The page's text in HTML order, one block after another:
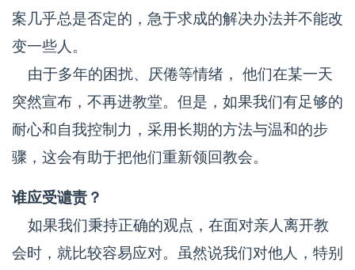
案几乎总是否定的，急于求成的解决办法并不能改
变一些人。
由于多年的困扰、厌倦等情绪， 他们在某一天
突然宣布，不再进教堂。但是，如果我们有足够的
耐心和自我控制力，采用长期的方法与温和的步
骤，这会有助于把他们重新领回教会。
谁应受谴责？
如果我们秉持正确的观点，在面对亲人离开教
会时，就比较容易应对。虽然说我们对他人，特别